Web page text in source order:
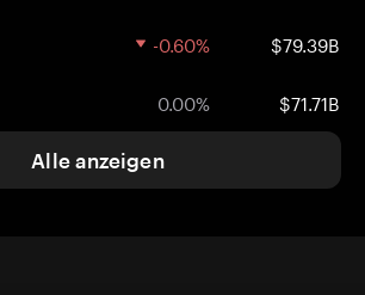
-0.60% $79.39B
0.00% $71.71B
Alle anzeigen